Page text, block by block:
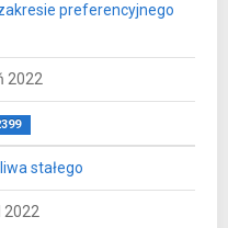
preferencyjnego
2022
stałego
2022